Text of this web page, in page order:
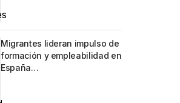
Migrantes lideran impulso de
formación y empleabilidad en
España…